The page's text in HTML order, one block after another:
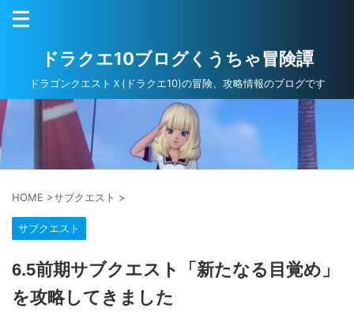
ドラクエ10ブログくうちゃ冒険譚
ドラゴンクエストＸ(ドラクエ10)の冒険、攻略情報のブログです
HOME >サブクエスト >
サブクエスト
6.5前期サブクエスト「新たなる目覚め」
を攻略してきました